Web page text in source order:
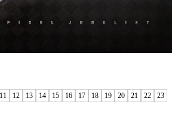
11 12 13 14 15 16 17 18 19 20 21 22 23